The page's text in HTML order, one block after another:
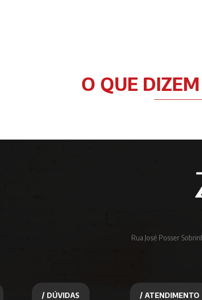
O QUE
Rua José Posser
/ DÚVIDAS / ATENDIMENTO